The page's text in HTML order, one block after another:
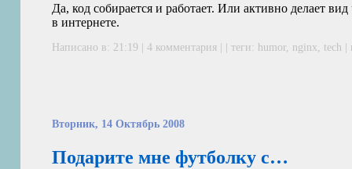
Да, код собирается и работает. Или активно делает
в интернете.
Написано в: 21:19 |4 комментария | | теги: humor, nginx tech |
Вторник, 14 Октябрь 2008
Подарите мне футболку с…